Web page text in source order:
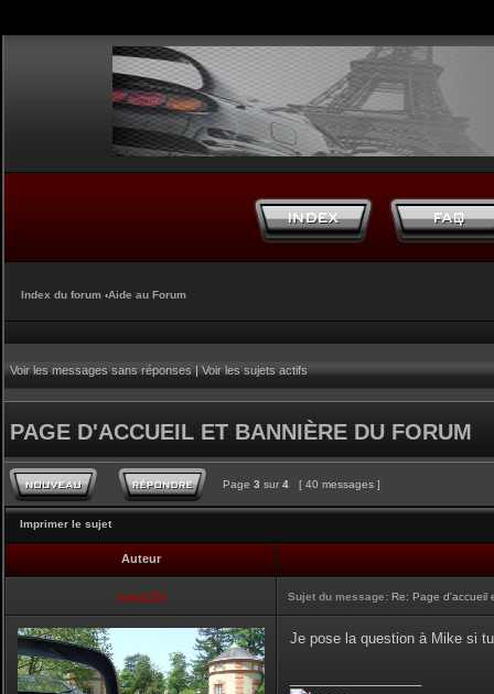
Index du forum ‹Aide au Forum
Voir les messages sans réponses|Voir les sujets actifs
PAGE D'ACCUEIL ET BANNIÈRE DU FORUM
Page 3 sur 4 [ 40 messages ]
Imprimer le sujet
Auteur
vmax330 Sujet du message: Re: Page d'accueil
Je pose la question à Mike si